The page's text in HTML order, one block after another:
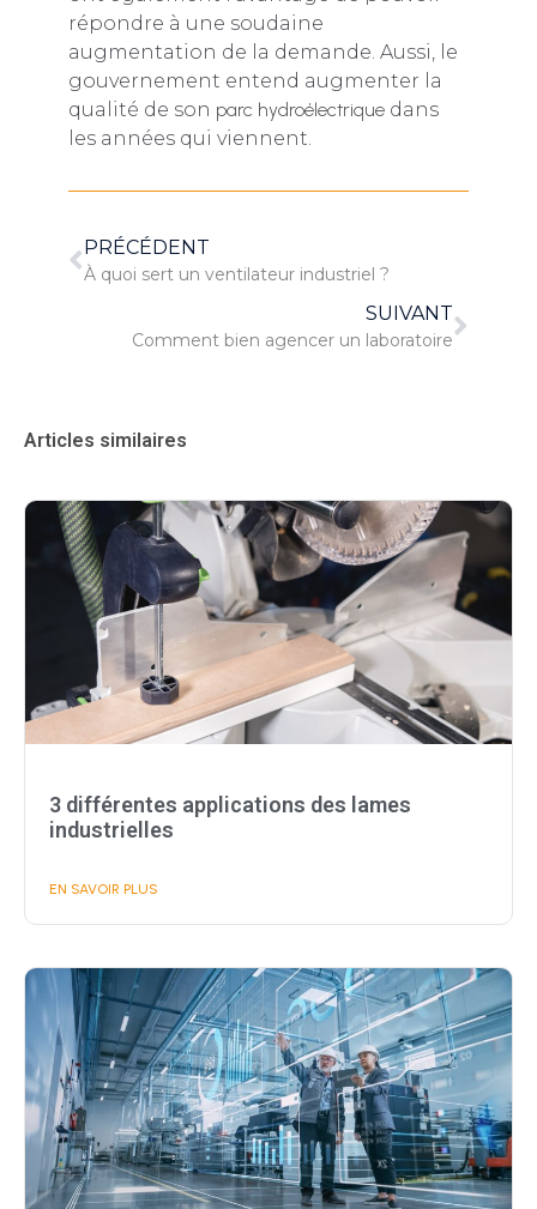
répondre à une soudaine
augmentation de la demande. Aussi, le
gouvernement entend augmenter la
qualité de son parc hydroélectriquedans
les années qui viennent.
PRÉCÉDENT
À quoi sert un ventilateur industriel ?
SUIVANT
Comment bien agencer un laboratoire
Articles similaires
3 différentes applications des lames
industrielles
EN SAVOIR PLUS